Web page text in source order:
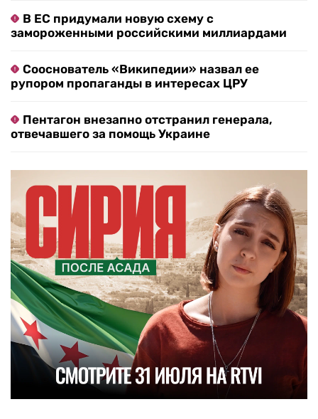
В ЕС придумали новую схему с
замороженными российскими миллиардами
Сооснователь «Википедии» назвал ее
рупором пропаганды в интересах ЦРУ
Пентагон внезапно отстранил генерала,
отвечавшего за помощь Украине